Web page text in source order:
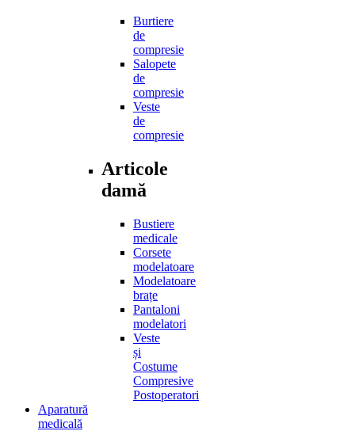
Burtiere
de
compresie
Salopete
de
compresie
Veste
de
compresie
Articole
damă
Bustiere
medicale
Corsete
modelatoare
Modelatoare
brațe
Pantaloni
modelatori
Veste
și
Costume
Compresive
Postoperatori
Aparatură
medicală